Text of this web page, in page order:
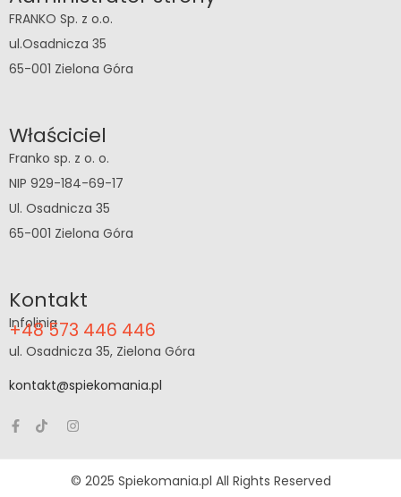
FRANKO Sp. z o.o.
ul.Osadnicza 35
65-001 Zielona Góra
Właściciel
Franko sp. z o. o.
NIP 929-184-69-17
Ul. Osadnicza 35
65-001 Zielona Góra
Kontakt
Infolinia
+48 573 446 446
ul. Osadnicza 35, Zielona Góra
kontakt@spiekomania.pl
© 2025 Spiekomania.pl All Rights Reserved